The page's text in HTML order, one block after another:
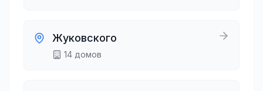
Жуковского
14 домов